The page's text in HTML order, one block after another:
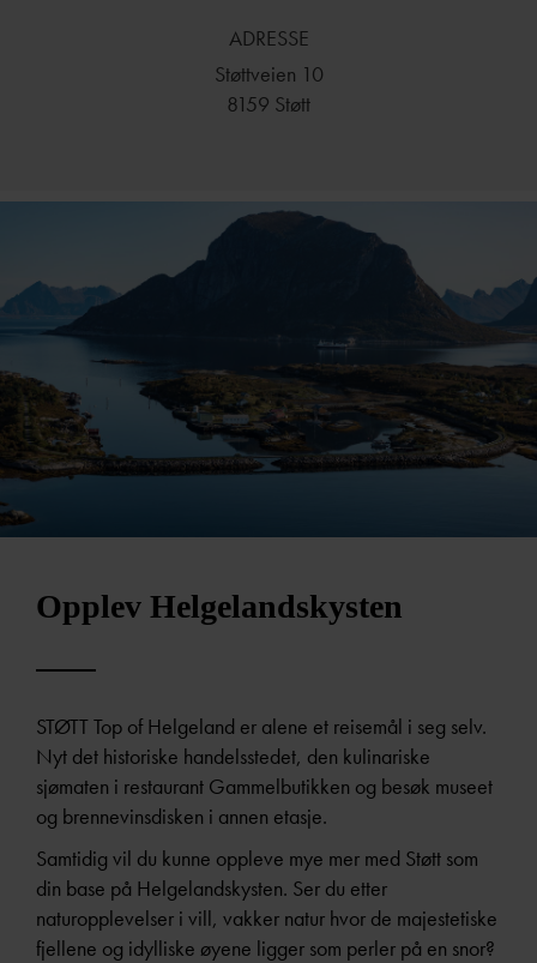
ramsalt kystkultur. Her serveres det beste som øya og havet
har å by på av lokale matskatter. Helt fra ingrediensene
hotellets vinagenter, og løfter matopplevelsen ytterligere.
ADRESSE
Støttveien 10
8159 Støtt
Opplev Helgelandskysten
STØTT Top of Helgeland er alene et reisemål i seg selv.
Nyt det historiske handelsstedet, den kulinariske
sjømaten i restaurant Gammelbutikken og besøk museet
og brennevinsdisken i annen etasje.
Samtidig vil du kunne oppleve mye mer med Støtt som
din base på Helgelandskysten. Ser du etter
naturopplevelser i vill, vakker natur hvor de majestetiske
fjellene og idylliske øyene ligger som perler på en snor?